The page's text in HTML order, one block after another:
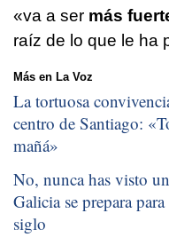
«va a ser más
raíz de lo que le ha
Más en La Voz
La tortuosa
centro de Santiago: «
mañá»
No, nunca has visto
Galicia se prepara
siglo